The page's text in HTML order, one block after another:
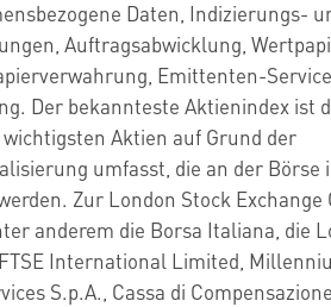
Daten, Indizierungs-
Auftragsabwicklung,
Emittenten-
Der bekannteste Aktienindex ist
wichtigsten Aktien auf Grund der
umfasst, die an der Börse
Zur London Stock Exchange
anderem die Borsa Italiana, die
International Limited,
S.p.A., Cassa di